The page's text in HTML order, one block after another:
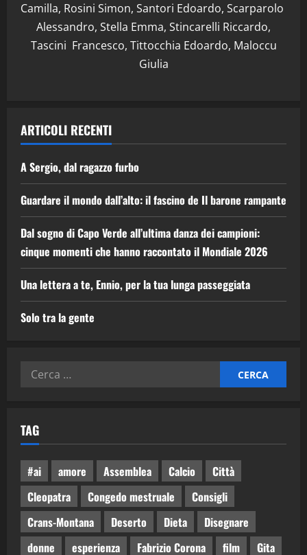
Camilla, Rosini Simon, Santori Edoardo, Scarparolo
Alessandro, Stella Emma, Stincarelli Riccardo,
Tascini Francesco, Tittocchia Edoardo, Maloccu
Giulia
ARTICOLI RECENTI
A Sergio, dal ragazzo furbo
Guardare il mondo dall’alto: il fascino de Il barone rampante
Dal sogno di Capo Verde all’ultima danza dei campioni:
cinque momenti che hanno raccontato il Mondiale 2026
Una lettera a te, Ennio, per la tua lunga passeggiata
Solo tra la gente
TAG
#ai amore Assemblea Calcio
Città
Cleopatra
Congedo mestruale
Consigli
Crans-Montana
Deserto Dieta
Disegnare
donne
esperienza Fabrizio Corona film Gita